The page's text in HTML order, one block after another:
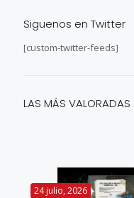
Siguenos en Twitter
[custom-twitter-feeds]
LAS MÁS VALORADAS
24 julio, 2026